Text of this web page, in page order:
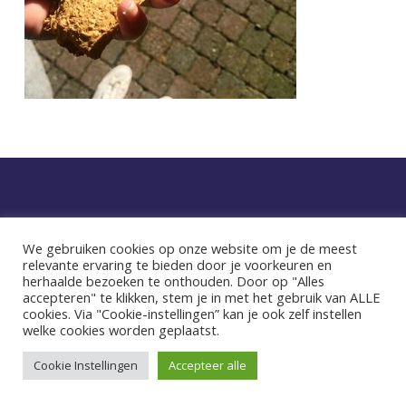
facebook instagram
© 2026 Sultana. Dat voelt goed.
We gebruiken cookies op onze website om je de meest
relevante ervaring te bieden door je voorkeuren en
herhaalde bezoeken te onthouden. Door op "Alles
accepteren" te klikken, stem je in met het gebruik van ALLE
cookies. Via "Cookie-instellingen” kan je ook zelf instellen
welke cookies worden geplaatst.
Cookie Instellingen Accepteer alle